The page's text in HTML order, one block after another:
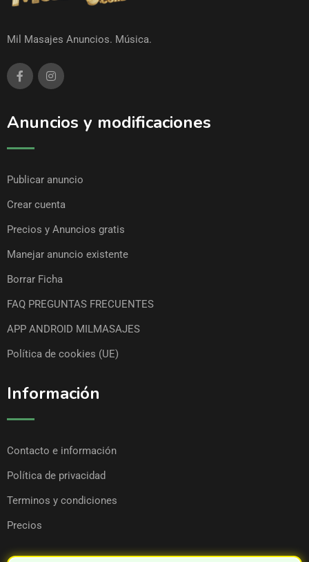
Mil Masajes Anuncios. Música.
Anuncios y modificaciones
Publicar anuncio
Crear cuenta
Precios y Anuncios gratis
Manejar anuncio existente
Borrar Ficha
FAQ PREGUNTAS FRECUENTES
APP ANDROID MILMASAJES
Política de cookies (UE)
Información
Contacto e información
Política de privacidad
Terminos y condiciones
Precios